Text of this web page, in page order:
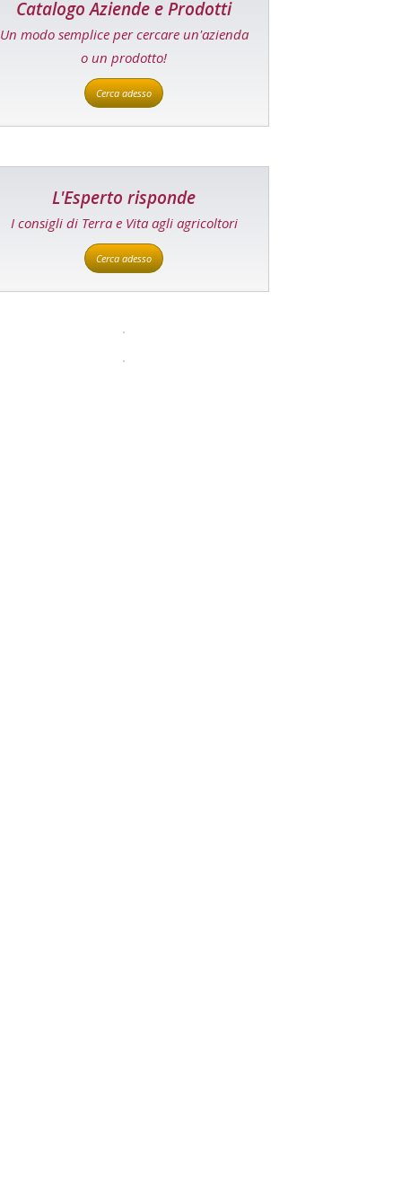
Catalogo Aziende e Prodotti
Un modo semplice per cercare un'azienda
o un prodotto!
Cerca adesso
L'Esperto risponde
I consigli di Terra e Vita agli agricoltori
Cerca adesso